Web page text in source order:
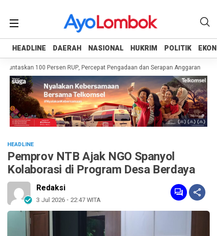
HEADLINE DAERAH NASIONAL HUKRIM POLITIK
HEADLINE DAERAH NASIONAL HUKRIM POLITIK
100 Persen RUP, Percepat Pengadaan dan Serapan Anggaran
HEADLINE
Pemprov NTB Ajak NGO Spanyol
Kolaborasi di Program Desa Berdaya
Redaksi
3 Jul 2026 - 22:47 WITA